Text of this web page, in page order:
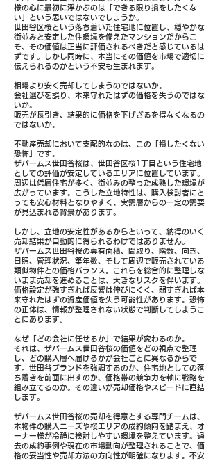
様の心に最初に浮かぶのは「できる限り損をしたくな
い」という思いではないでしょうか。
世田谷区桜という落ち着いた住宅地に位置し、穏やかな
街並みと安定した住環境を備えたマンションだからこ
そ、その価値は正当に評価されるべきだと感じているは
ずです。しかし同時に、本当にその価値を市場で適切に
伝えられるのかという不安も生まれます。
相場より安く売却してしまうのではないか。
会社選びを誤り、本来守れたはずの価格を失うのではな
いか。
販売が長引き、結果的に価格を下げざるを得なくなるの
ではないか。
不動産売却において支配的なのは、この「損したくない
恐怖」です。
ザパームス世田谷桜は、世田谷区桜1丁目という住宅地
としての評価が安定しているエリアに位置しています。
周辺は低層住宅が多く、街並みの整った成熟した環境が
広がっています。こうした立地特性は、購入検討者にと
っても安心材料となりやすく、実需層からの一定の需要
が見込まれる背景があります。
しかし、立地の安定性があるからといって、納得のいく
売却結果が自動的に得られるわけではありません。
ザパームス世田谷桜の専有面積、間取り、階数、向き、
日照、管理状況、築年数、そして周辺で販売されている
類似物件との価格バランス。これらを総合的に整理しな
いまま売却を進めることは、大きなリスクを伴います。
価格設定が強すぎれば反響は伸びにくく、弱すぎれば本
来守れたはずの資産価値を失う可能性があります。恐怖
の正体は、情報が整理されない状態で判断してしまうこ
とにあります。
なぜ「どの会社に任せるか」で結果が変わるのか。
それは、ザパームス世田谷桜の価値をどの視点で整理
し、どの購入層へ届けるかが会社ごとに異なるからで
す。世田谷ブランドを強調するのか、住宅地としての落
ち着きを前面に出すのか、価格帯の競争力を軸に戦略を
組み立てるのか。その違いが売却価格やスピードに直結
します。
ザパームス世田谷桜の売却を得意とする専門チームは、
本物件の購入ニーズや桜エリアの成約傾向を踏まえ、オ
ーナー様が冷静に検討しやすい環境を整えています。過
去の成約事例や現在の市場動向が整理されることで、価
格の妥当性や売却方法の方向性が明確になります。不安